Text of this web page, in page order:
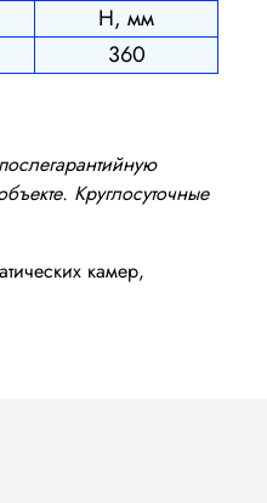
Н, мм
360
Круглосуточные
камер,